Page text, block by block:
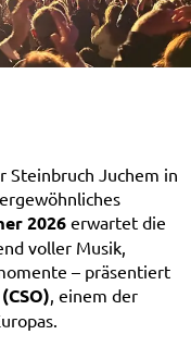
Steinbruch Juchem in
2026 erwartet die
voller Musik,
– präsentiert
, einem der